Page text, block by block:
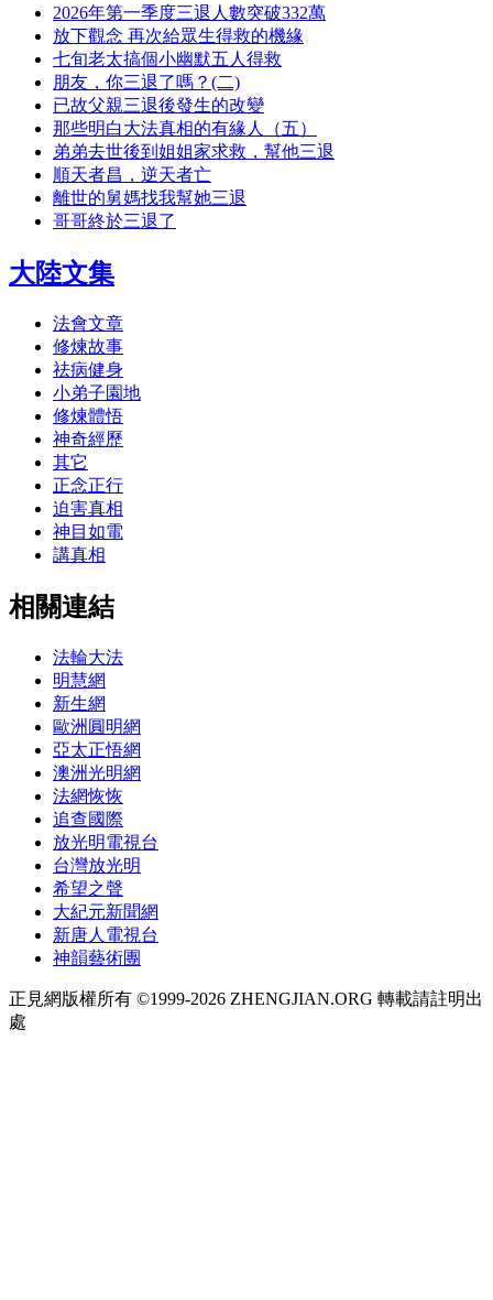
2026年第一季度三退人數突破332萬
放下觀念 再次給眾生得救的機緣
七旬老太搞個小幽默五人得救
朋友，你三退了嗎？(二)
已故父親三退後發生的改變
那些明白大法真相的有緣人（五）
弟弟去世後到姐姐家求救，幫他三退
順天者昌，逆天者亡
離世的舅媽找我幫她三退
哥哥終於三退了
大陸文集
法會文章
修煉故事
祛病健身
小弟子園地
修煉體悟
神奇經歷
其它
正念正行
迫害真相
神目如電
講真相
相關連結
法輪大法
明慧網
新生網
歐洲圓明網
亞太正悟網
澳洲光明網
法網恢恢
追查國際
放光明電視台
台灣放光明
希望之聲
大紀元新聞網
新唐人電視台
神韻藝術團
正見網版權所有 ©1999-2026 ZHENGJIAN.ORG 轉載請註明出
處